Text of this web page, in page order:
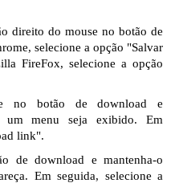
direito do mouse no botão de
selecione a opção "Salvar
FireFox, selecione a opção
no botão de download e
um menu seja exibido. Em
link".
de download e mantenha-o
Em seguida, selecione a